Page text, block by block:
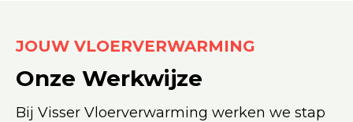
JOUW VLOERVERWARMING
Onze Werkwijze
Bij Visser Vloerverwarming werken we stap